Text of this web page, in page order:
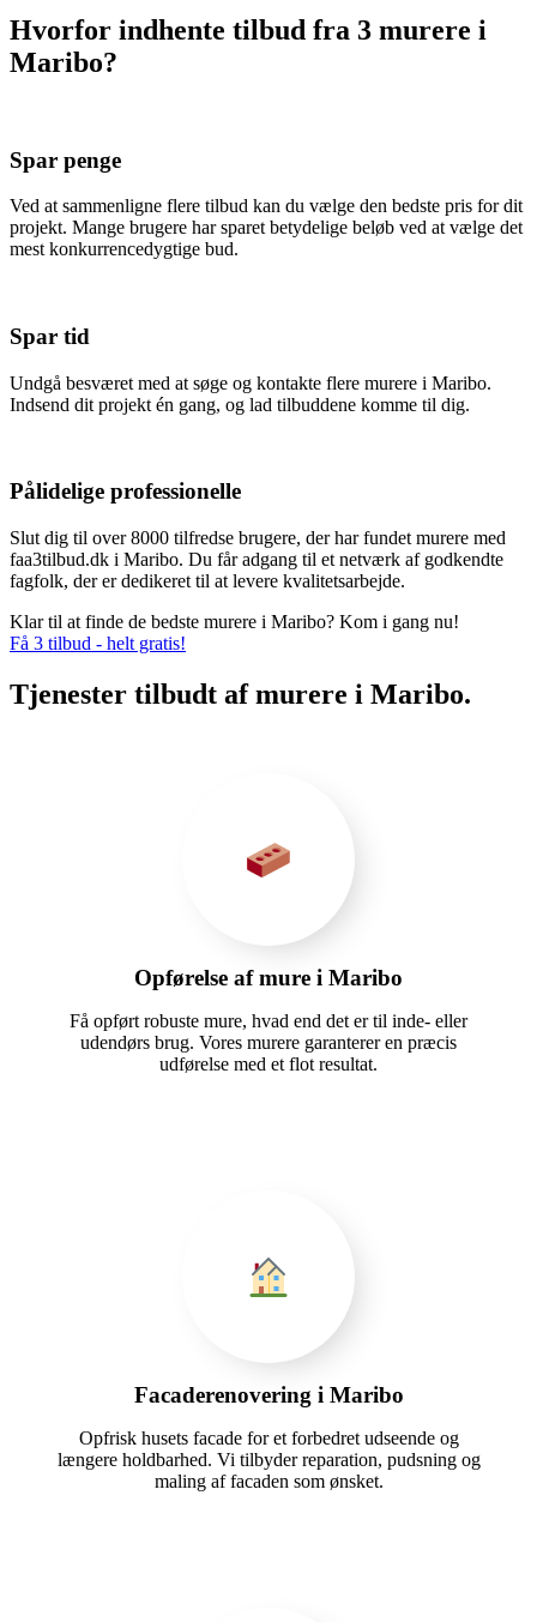
Hvorfor indhente tilbud fra 3 murere i
Maribo?
Spar penge
Ved at sammenligne flere tilbud kan du vælge den bedste pris for dit
projekt. Mange brugere har sparet betydelige beløb ved at vælge det
mest konkurrencedygtige bud.
Spar tid
Undgå besværet med at søge og kontakte flere murere i Maribo.
Indsend dit projekt én gang, og lad tilbuddene komme til dig.
Pålidelige professionelle
Slut dig til over 8000 tilfredse brugere, der har fundet murere med
faa3tilbud.dk i Maribo. Du får adgang til et netværk af godkendte
fagfolk, der er dedikeret til at levere kvalitetsarbejde.
Klar til at finde de bedste murere i Maribo? Kom i gang nu!
Få 3 tilbud - helt gratis!
Tjenester tilbudt af murere i Maribo.
Opførelse af mure i Maribo
Få opført robuste mure, hvad end det er til inde- eller
udendørs brug. Vores murere garanterer en præcis
udførelse med et flot resultat.
Facaderenovering i Maribo
Opfrisk husets facade for et forbedret udseende og
længere holdbarhed. Vi tilbyder reparation, pudsning og
maling af facaden som ønsket.